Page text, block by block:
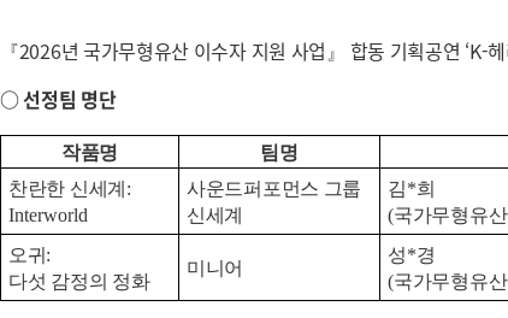
『2026년 국가무형유산 이수자 지원 사업』 합동 기획공연
○ 선정팀 명단
작품명 팀명
찬란한 신세계 :
Interworld
사운드퍼포먼스 그룹
신세계
김*희
(국가무형유
오귀 :
다섯 감정의 정화
미니어
성*경
(국가무형유